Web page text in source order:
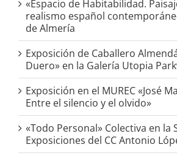
«Espacio de Habitabilidad.
realismo español
de Almería
Exposición de Caballero
Duero» en la Galería Utopia
Exposición en el MUREC «José
Entre el silencio y el olvido»
«Todo Personal» Colectiva en la
Exposiciones del CC Antonio